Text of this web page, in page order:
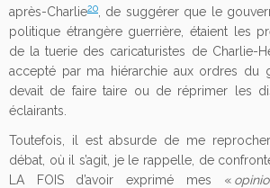
après-Charlie20
, de suggérer que le
politique étrangère guerrière, étaient les
de la tuerie des caricaturistes de Charlie-
accepté par ma hiérarchie aux ordres du
devait de faire taire ou de réprimer les
éclairants.
Toutefois, il est absurde de me
débat, où il s’agit, je le rappelle, de
LA FOIS d’avoir exprimé mes «